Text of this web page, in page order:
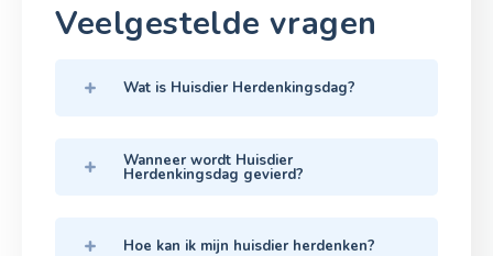
Veelgestelde vragen
Wat is Huisdier Herdenkingsdag?
Wanneer wordt Huisdier
Herdenkingsdag gevierd?
Hoe kan ik mijn huisdier herdenken?